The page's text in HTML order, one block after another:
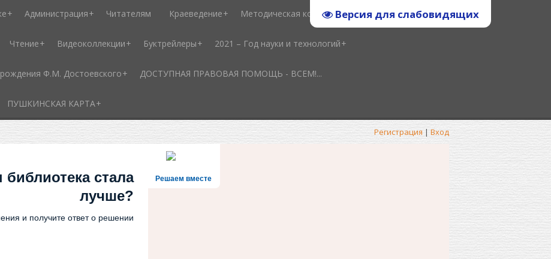
Версия для слабовидящих
Администрация Читателям Краеведение Методическая копилка
Чтение Видеоколлекции Буктрейлеры 2021 – Год науки и технологий
Ф.М. Достоевского ДОСТУПНАЯ ПРАВОВАЯ ПОМОЩЬ - ВСЕМ!...
ПУШКИНСКАЯ КАРТА
Регистрация | Вход
Решаем вместе
стала
лучше?
и получите ответ о решении